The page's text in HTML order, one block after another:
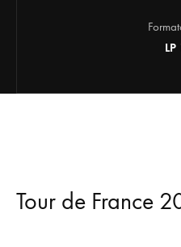
Tour de France